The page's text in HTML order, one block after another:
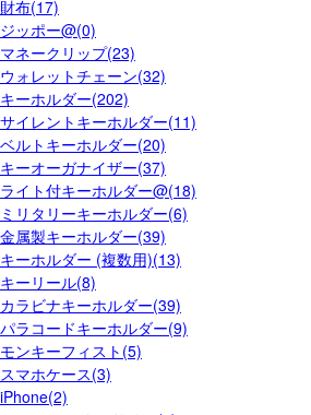
財布(17)
ジッポー@(0)
マネークリップ(23)
ウォレットチェーン(32)
キーホルダー(202)
サイレントキーホルダー(11)
ベルトキーホルダー(20)
キーオーガナイザー(37)
ライト付キーホルダー@(18)
ミリタリーキーホルダー(6)
金属製キーホルダー(39)
キーホルダー (複数用)(13)
キーリール(8)
カラビナキーホルダー(39)
パラコードキーホルダー(9)
モンキーフィスト(5)
スマホケース(3)
iPhone(2)